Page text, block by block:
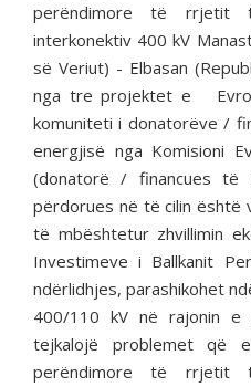
perëndimore të rrjetit
interkonektiv 400 kV
së Veriut) - Elbasan
nga tre projektet e
komuniteti i donatorëve /
energjisë nga Komisioni
(donatorë / financues të
përdorues në të cilin është
të mbështetur zhvillimin
Investimeve i Ballkanit
ndërlidhjes, parashikohet
400/110 kV në rajonin
tejkalojë problemet që
perëndimore të rrjetit